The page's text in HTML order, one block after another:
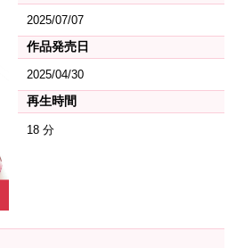
2025/07/07
作品発売日
2025/04/30
再生時間
18 分